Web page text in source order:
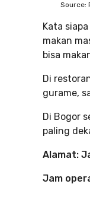
Source:
Kata siapa
makan
bisa
Di
gurame,
Di Bogor
paling
Alamat:
Jam